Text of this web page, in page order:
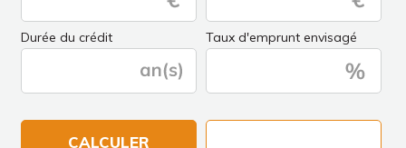
Durée du crédit Taux d'emprunt envisagé